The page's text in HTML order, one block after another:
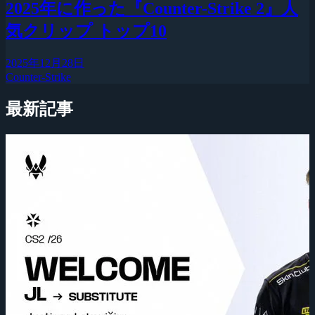
2025年に作った『Counter-Strike 2』人
気クリップ トップ10
2025年12月28日
Counter-Strike
最新記事